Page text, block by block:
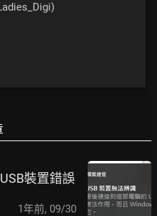
裝置錯誤
1年前, 09/30